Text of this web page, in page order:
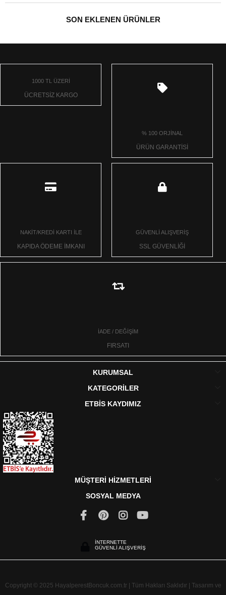
SON EKLENEN ÜRÜNLER
1000 TL ÜZERİ
ÜCRETSİZ KARGO
% 100 ORJİNAL
ÜRÜN GARANTİSİ
NAKİT/KREDİ KARTI İLE
KAPIDA ÖDEME İMKANI
GÜVENLİ ALIŞVERİŞ
SSL GÜVENLİĞİ
İADE / DEĞİŞİM
FIRSATI
KURUMSAL
KATEGORİLER
ETBİS KAYDIMIZ
MÜŞTERİ HİZMETLERİ
SOSYAL MEDYA
İNTERNETTE
GÜVENLİ ALIŞVERİŞ
Copyright © 2025 HayalperestBoncuk.com.tr | Tüm Hakları Saklıdır | Tasarım ve